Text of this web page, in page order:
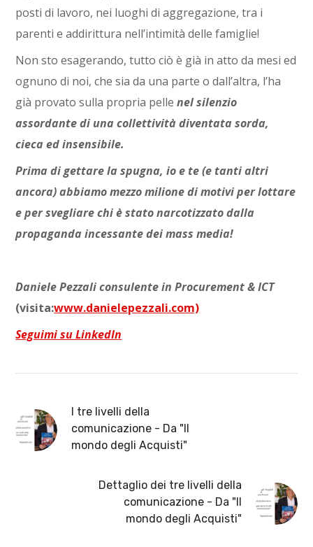
posti di lavoro, nei luoghi di aggregazione, tra i
parenti e addirittura nell’intimità delle famiglie!
Non sto esagerando, tutto ciò è già in atto da mesi ed
ognuno di noi, che sia da una parte o dall’altra, l’ha
già provato sulla propria pellenel silenzio
assordante di una collettività diventata sorda,
cieca ed insensibile.
Prima di gettare la spugna, io e te (e tanti altri
ancora) abbiamo mezzo milione di motivi per lottare
e per svegliare chi è stato narcotizzato dalla
propaganda incessante dei mass media!
Daniele Pezzali consulente in Procurement & ICT
(visita:www.danielepezzali.com)
Seguimi su LinkedIn
I tre livelli della
comunicazione - Da "Il
mondo degli Acquisti"
Dettaglio dei tre livelli della
comunicazione - Da "Il
mondo degli Acquisti"